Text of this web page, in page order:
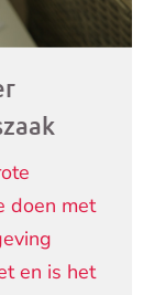
doen met
en is het